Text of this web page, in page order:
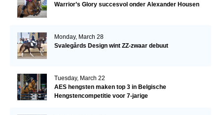
Warrior’s Glory succesvol onder Alexander Housen
Monday, March 28
Svalegårds Design wint ZZ-zwaar debuut
Tuesday, March 22
AES hengsten maken top 3 in Belgische
Hengstencompetitie voor 7-jarige